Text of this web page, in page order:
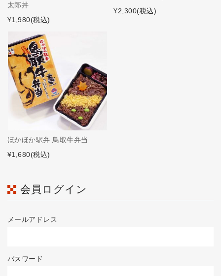
太郎丼
¥1,980(税込)
¥2,300(税込)
ほかほか駅弁 鳥取牛弁当
¥1,680(税込)
会員ログイン
メールアドレス
パスワード